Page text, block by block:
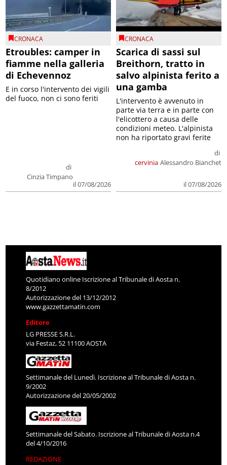
CRONACA
Etroubles: camper in
fiamme nella galleria
di Echevennoz
di
Cinzia Timpano
il 07/08/2026
E in corso l'intervento dei vigili
del fuoco, non ci sono feriti
CRONACA
Scarica di sassi sul
Breithorn, tratto in
salvo alpinista ferito a
una gamba
cervinia
di
Alessandro Bianchet
il 07/08/2026
L'intervento è avvenuto in
parte via terra e in parte con
l'elicottero a causa delle
condizioni meteo. L'alpinista
non ha riportato gravi ferite
Quotidiano online Iscrizione al Tribunale di Aosta n.
8/2012
Autorizzazione del 13/12/2012
www.gazzettamatin.com
Editore
LG PRESSE S.R.L.
via Festaz, 52 11100 AOSTA
Settimanale del Lunedì. Iscrizione al Tribunale di Aosta n.
9/2002
Autorizzazione del 20/05/2002
Settimanale del Sabato. Iscrizione al Tribunale di Aosta n.4
del 4/10/2016
REDAZIONE